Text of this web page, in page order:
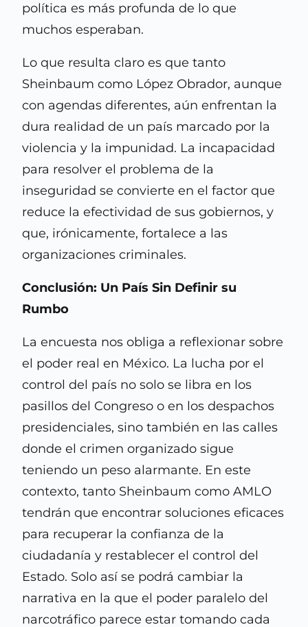
política es más profunda de lo que
muchos esperaban.
Lo que resulta claro es que tanto
Sheinbaum como López Obrador, aunque
con agendas diferentes, aún enfrentan la
dura realidad de un país marcado por la
violencia y la impunidad. La incapacidad
para resolver el problema de la
inseguridad se convierte en el factor que
reduce la efectividad de sus gobiernos, y
que, irónicamente, fortalece a las
organizaciones criminales.
Conclusión: Un País Sin Definir su
Rumbo
La encuesta nos obliga a reflexionar sobre
el poder real en México. La lucha por el
control del país no solo se libra en los
pasillos del Congreso o en los despachos
presidenciales, sino también en las calles
donde el crimen organizado sigue
teniendo un peso alarmante. En este
contexto, tanto Sheinbaum como AMLO
tendrán que encontrar soluciones eficaces
para recuperar la confianza de la
ciudadanía y restablecer el control del
Estado. Solo así se podrá cambiar la
narrativa en la que el poder paralelo del
narcotráfico parece estar tomando cada